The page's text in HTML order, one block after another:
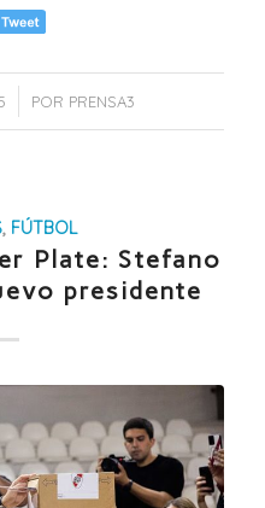
POR PRENSA3
, FÚTBOL
Plate: Stefano
presidente